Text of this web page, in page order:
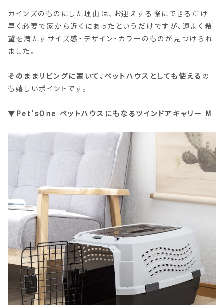
カインズのものにした理由は、お迎えする際にできるだけ
早く必要で家から近くにあったというだけですが、運よく希
望を満たすサイズ感・デザイン・カラーのものが見つけられ
ました。
そのままリビングに置いて、ペットハウスとしても使える の
も嬉しいポイントです。
▼Pet’sOne ペットハウスにもなるツインドアキャリー M